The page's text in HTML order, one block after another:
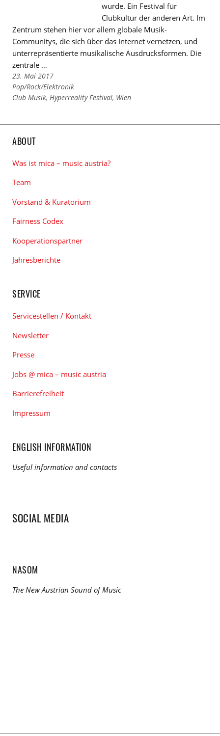
wurde. Ein Festival für
Clubkultur der anderen Art. Im
Zentrum stehen hier vor allem globale Musik-
Communitys, die sich über das Internet vernetzen, und
unterrepräsentierte musikalische Ausdrucksformen. Die
zentrale …
23. Mai 2017
Links
zu
Pop/Rock/Elektronik
Links
Club Musik, Hyperreality Festival, Wien
ABOUT
Was ist mica – music austria?
Team
Vorstand & Kuratorium
Fairness Codex
Kooperationspartner
Jahresberichte
SERVICE
Servicestellen / Kontakt
Newsletter
Presse
Jobs @ mica – music austria
Barrierefreiheit
Impressum
ENGLISH INFORMATION
Useful information and contacts
SOCIAL MEDIA
NASOM
The New Austrian Sound of Music